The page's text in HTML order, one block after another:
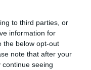
to third parties, or
information for
the below opt-out
note that after your
seeing